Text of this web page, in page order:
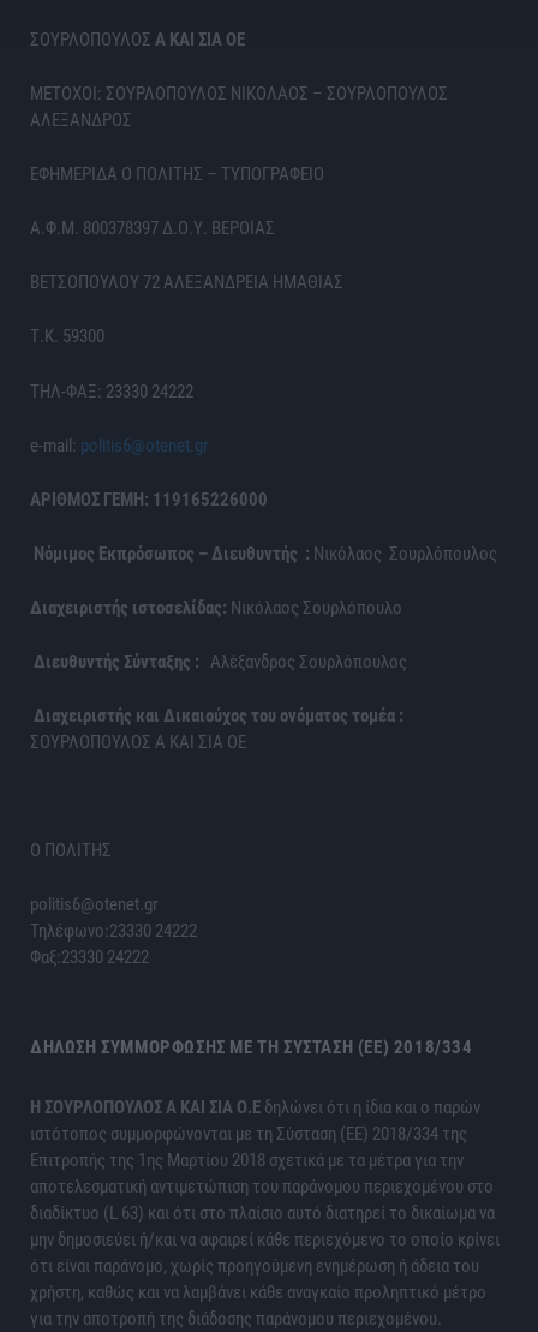
ΣΟΥΡΛΟΠΟΥΛΟΣ Α ΚΑΙ ΣΙΑ ΟΕ
ΜΕΤΟΧΟΙ: ΣΟΥΡΛΟΠΟΥΛΟΣ ΝΙΚΟΛΑΟΣ – ΣΟΥΡΛΟΠΟΥΛΟΣ
ΑΛΕΞΑΝΔΡΟΣ
ΕΦΗΜΕΡΙΔΑ Ο ΠΟΛΙΤΗΣ – ΤΥΠΟΓΡΑΦΕΙΟ
Α.Φ.Μ. 800378397 Δ.Ο.Υ. ΒΕΡΟΙΑΣ
ΒΕΤΣΟΠΟΥΛΟΥ 72 ΑΛΕΞΑΝΔΡΕΙΑ ΗΜΑΘΙΑΣ
Τ.Κ. 59300
ΤΗΛ-ΦΑΞ: 23330 24222
e-mail: politis6@otenet.gr
ΑΡΙΘΜΟΣ ΓΕΜΗ: 119165226000
Νόμιμος Εκπρόσωπος – Διευθυντής : Νικόλαος Σουρλόπουλος
Διαχειριστής ιστοσελίδας: Νικόλαος Σουρλόπουλο
Διευθυντής Σύνταξης : Αλέξανδρος Σουρλόπουλος
Διαχειριστής και Δικαιούχος του ονόματος τομέα :
ΣΟΥΡΛΟΠΟΥΛΟΣ Α ΚΑΙ ΣΙΑ ΟΕ
Ο ΠΟΛΙΤΗΣ
politis6@otenet.gr
Τηλέφωνο:23330 24222
Φαξ:23330 24222
ΔΉΛΩΣΗ ΣΥΜΜΌΡΦΩΣΗΣ ΜΕ ΤΗ ΣΎΣΤΑΣΗ (ΕΕ) 2018/334
H ΣΟΥΡΛΟΠΟΥΛΟΣ Α ΚΑΙ ΣΙΑ Ο.Ε δηλώνει ότι η ίδια και ο παρών
ιστότοπος συμμορφώνονται με τη Σύσταση (ΕΕ) 2018/334 της
Επιτροπής της 1ης Μαρτίου 2018 σχετικά με τα μέτρα για την
αποτελεσματική αντιμετώπιση του παράνομου περιεχομένου στο
διαδίκτυο (L 63) και ότι στο πλαίσιο αυτό διατηρεί το δικαίωμα να
μην δημοσιεύει ή/και να αφαιρεί κάθε περιεχόμενο το οποίο κρίνει
ότι είναι παράνομο, χωρίς προηγούμενη ενημέρωση ή άδεια του
χρήστη, καθώς και να λαμβάνει κάθε αναγκαίο προληπτικό μέτρο
για την αποτροπή της διάδοσης παράνομου περιεχομένου.